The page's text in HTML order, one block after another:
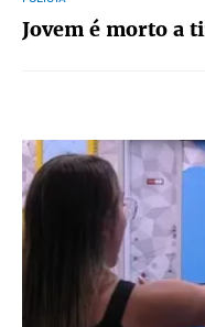
Jovem é morto a